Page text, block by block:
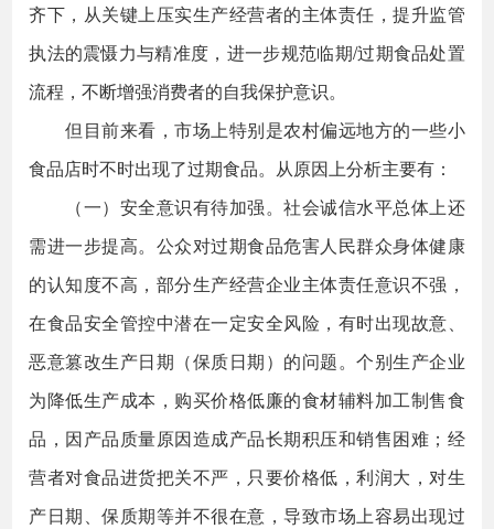
齐下，从关键上压实生产经营者的主体责任，提升监管
执法的震慑力与精准度，进一步规范临期/过期食品处置
流程，不断增强消费者的自我保护意识。
但目前来看，市场上特别是农村偏远地方的一些小
食品店时不时出现了过期食品。从原因上分析主要有：
（一）安全意识有待加强。社会诚信水平总体上还
需进一步提高。公众对过期食品危害人民群众身体健康
的认知度不高，部分生产经营企业主体责任意识不强，
在食品安全管控中潜在一定安全风险，有时出现故意、
恶意篡改生产日期（保质日期）的问题。个别生产企业
为降低生产成本，购买价格低廉的食材辅料加工制售食
品，因产品质量原因造成产品长期积压和销售困难；经
营者对食品进货把关不严，只要价格低，利润大，对生
产日期、保质期等并不很在意，导致市场上容易出现过